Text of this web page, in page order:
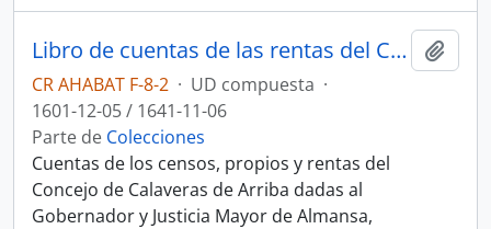
Libro de cuentas de las rentas del Concejo de Calaveras de Arriba
CR AHABAT F-8-2 · UD compuesta ·
1601-12-05 / 1641-11-06
Parte de Colecciones
Cuentas de los censos, propios y rentas del
Concejo de Calaveras de Arriba dadas al
Gobernador y Justicia Mayor de Almansa,